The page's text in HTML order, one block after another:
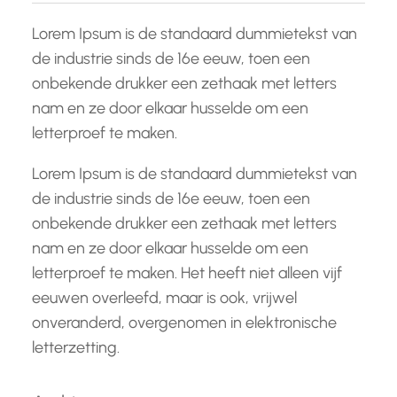
Lorem Ipsum is de standaard dummietekst van
de industrie sinds de 16e eeuw, toen een
onbekende drukker een zethaak met letters
nam en ze door elkaar husselde om een
letterproef te maken.
Lorem Ipsum is de standaard dummietekst van
de industrie sinds de 16e eeuw, toen een
onbekende drukker een zethaak met letters
nam en ze door elkaar husselde om een
letterproef te maken. Het heeft niet alleen vijf
eeuwen overleefd, maar is ook, vrijwel
onveranderd, overgenomen in elektronische
letterzetting.